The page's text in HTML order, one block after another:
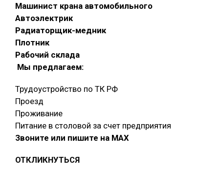
Машинист крана автомобильного
Автоэлектрик
Радиаторщик-медник
Плотник
Рабочий склада
Мы предлагаем:
Трудоустройство по ТК РФ
Проезд
Проживание
Питание в столовой за счет предприятия
Звоните или пишите на МАХ
ОТКЛИКНУТЬСЯ